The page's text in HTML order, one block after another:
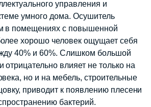
управления и
умного дома. Осушитель
в помещениях с повышенной
хорошо человек ощущает себя
40% и 60%. Слишком большой
отрицательно влияет не только на
но и на мебель, строительные
приводит к появлению плесени
бактерий.